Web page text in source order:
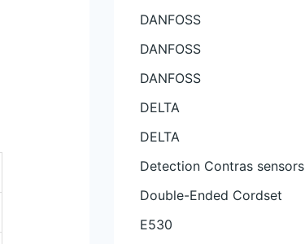
DANFOSS
DANFOSS
DANFOSS
DELTA
DELTA
Detection Contras sensors
Double-Ended Cordset
E530